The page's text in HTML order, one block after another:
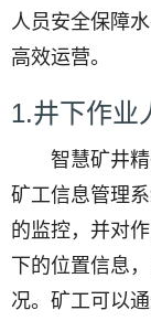
人员安全保障
高效运营。
1.井下作业
智慧矿井
矿工信息管理
的监控，并对
下的位置信息
况。矿工可以